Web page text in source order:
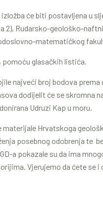
će biti postavljena u
2), Rudarsko-geološko-
matematičkog
glasačkih listića.
najveći broj bodova prema
dodijelit će se skromna
Udruzi Kap u moru.
Hrvatskoga
posebnog odobrenja te
a pokazale su da ima
Vjerujemo da ćete se